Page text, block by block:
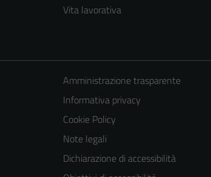
Vita lavorativa
Amministrazione trasparente
Informativa privacy
Cookie Policy
Note legali
Dichiarazione di accessibilità